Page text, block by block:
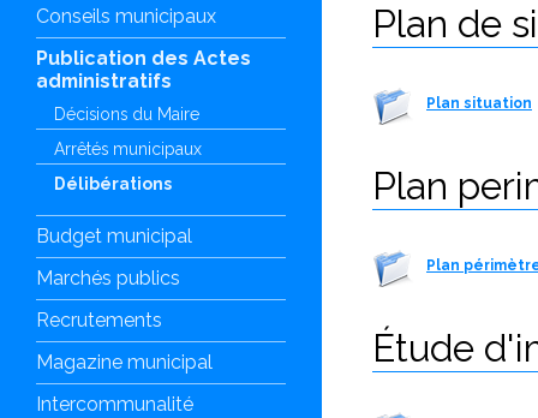
Conseils municipaux
Publication des Actes
administratifs
Décisions du Maire
Arrêtés municipaux
Délibérations
Budget municipal
Marchés publics
Recrutements
Magazine municipal
Intercommunalité
Plan de
Plan situation
Plan
Plan
Étude